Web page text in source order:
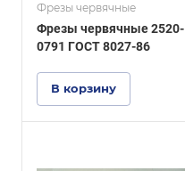
Фрезы червячные
Фрезы червячные 2520-
0791 ГОСТ 8027-86
В корзину